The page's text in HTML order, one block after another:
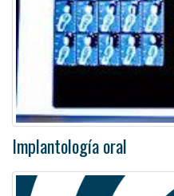
Implantología oral